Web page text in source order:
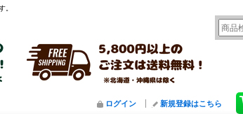
。
ログイン 新規登録はこちら